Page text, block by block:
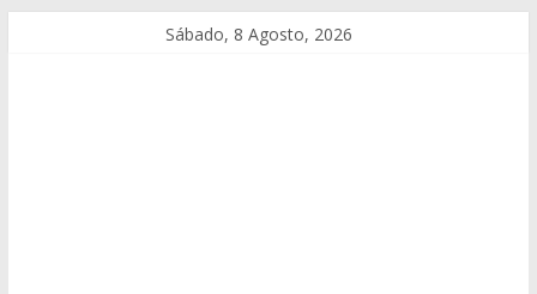
Sábado, 8 Agosto, 2026